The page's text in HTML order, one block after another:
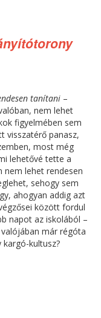
tanítani –
nem lehet
figyelmében sem
visszatérő panasz,
most még
lehetővé tette a
nem lehet rendesen
sehogy sem
ahogyan addig azt
között fordul
napot az iskolából –
már régóta
kargó-kultusz?